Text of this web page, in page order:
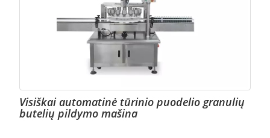
Visiškai automatinė tūrinio puodelio granulių
butelių pildymo mašina